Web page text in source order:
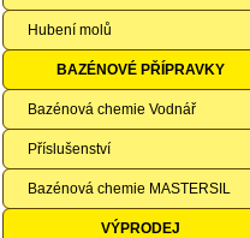
Hubení molů
BAZÉNOVÉ PŘÍPRAVKY
Bazénová chemie Vodnář
Příslušenství
Bazénová chemie MASTERSIL
VÝPRODEJ